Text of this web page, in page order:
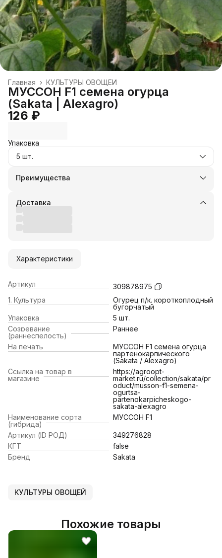
КУЛЬТУРЫ ОВОЩЕЙ
Главная ›
МУССОН F1 семена огурца
(Sakata | Alexagro)
126 ₽
Упаковка
5 шт.
Преимущества
Оплата частями в Сплит
Удобный возврат
Доставка
Характеристики
Артикул
309878975
1. Культура
Огурец п/к. короткоплодный
бугорчатый
Упаковка
5 шт.
Созревание
(раннеспелость)
Раннее
На печать
МУССОН F1 семена огурца
партенокарпического
(Sakata / Alexagro)
Ссылка на товар в
магазине
https://agroopt-
market.ru/collection/sakata/pr
oduct/musson-f1-semena-
ogurtsa-
partenokarpicheskogo-
sakata-alexagro
Наименование сорта
(гибрида)
МУССОН F1
Артикул (ID РОД)
349276828
КГТ
false
Бренд
Sakata
КУЛЬТУРЫ ОВОЩЕЙ
Похожие товары